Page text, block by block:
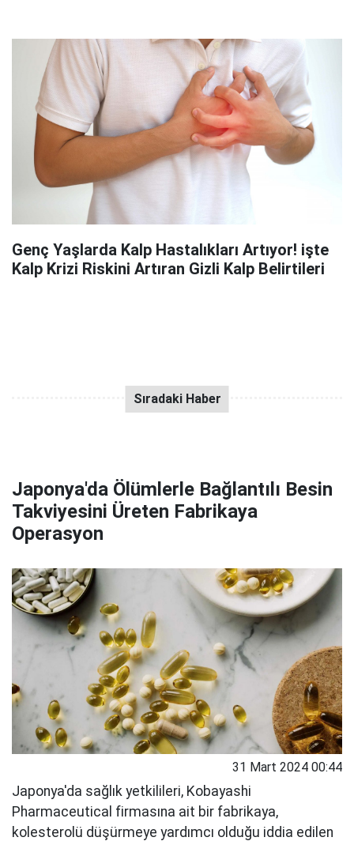
Genç Yaşlarda Kalp Hastalıkları Artıyor! işte
Kalp Krizi Riskini Artıran Gizli Kalp Belirtileri
Japonya'da Ölümlerle Bağlantılı Besin
Takviyesini Üreten Fabrikaya
Operasyon
31 Mart 2024 00:44
Japonya'da sağlık yetkilileri, Kobayashi
Pharmaceutical firmasına ait bir fabrikaya,
kolesterolü düşürmeye yardımcı olduğu iddia edilen